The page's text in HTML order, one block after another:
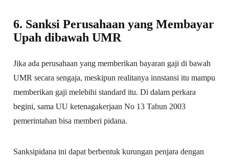
6. Sanksi Perusahaan yang Membayar
Upah dibawah UMR
Jika ada perusahaan yang memberikan bayaran gaji di bawah
UMR secara sengaja, meskipun realitanya innstansi itu mampu
memberikan gaji melebihi standard itu. Di dalam perkara
begini, sama UU ketenagakerjaan No 13 Tahun 2003
pemerintahan bisa memberi pidana.
Sanksipidana ini dapat berbentuk kurungan penjara dengan